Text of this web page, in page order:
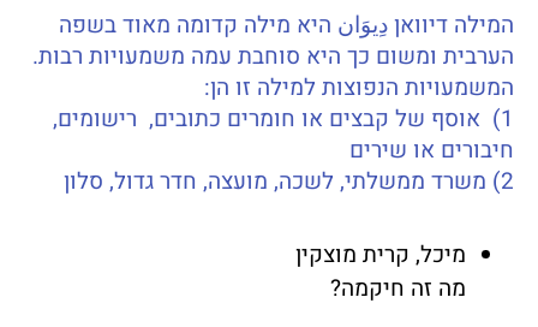
המילה דיוואן دِيوَان היא מילה קדומה מאוד בשפה
הערבית ומשום כך היא סוחבת עמה משמעויות רבות.
המשמעויות הנפוצות למילה זו הן:
1) אוסף של קבצים או חומרים כתובים, רישומים,
חיבורים או שירים
2) משרד ממשלתי, לשכה, מועצה, חדר גדול, סלון
מיכל, קרית מוצקין
מה זה חיקמה?